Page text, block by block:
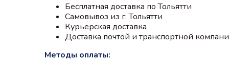
Бесплатная доставка по Тольятти
Самовывоз из г. Тольятти
Курьерская доставка
Доставка почтой и транспортной
Методы оплаты: